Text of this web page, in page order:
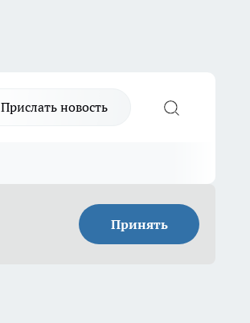
Прислать новость
Принять